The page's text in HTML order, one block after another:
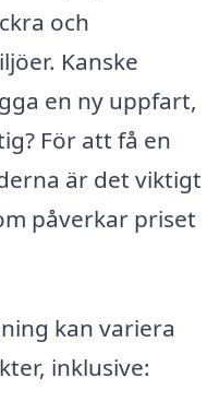
och
Kanske
en ny uppfart,
För att få en
är det viktigt
påverkar priset
kan variera
inklusive: